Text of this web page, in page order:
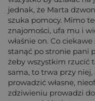
jednak, że Marta
szuka pomocy. Mimo
znajomości, ufa mu i
właśnie on. Co
stanąć po stronie pani
żeby wszystkim rzucić
sama, to trwa przy niej,
prowadzić własne,
zdziwieniu prowadzi